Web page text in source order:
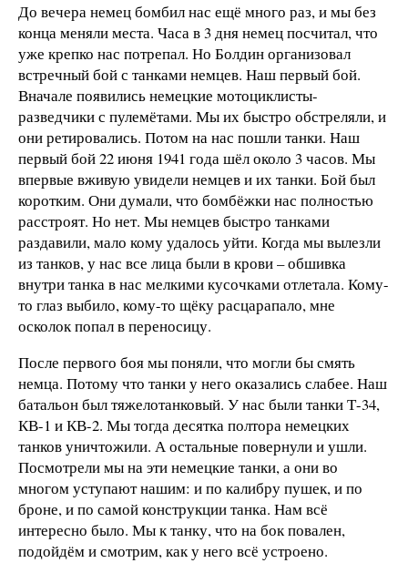
До вечера немец бомбил нас ещё много раз, и мы без
конца меняли места. Часа в 3 дня немец посчитал, что
уже крепко нас потрепал. Но Болдин организовал
встречный бой с танками немцев. Наш первый бой.
Вначале появились немецкие мотоциклисты-
разведчики с пулемётами. Мы их быстро обстреляли, и
они ретировались. Потом на нас пошли танки. Наш
первый бой 22 июня 1941 года шёл около 3 часов. Мы
впервые вживую увидели немцев и их танки. Бой был
коротким. Они думали, что бомбёжки нас полностью
расстроят. Но нет. Мы немцев быстро танками
раздавили, мало кому удалось уйти. Когда мы вылезли
из танков, у нас все лица были в крови – обшивка
внутри танка в нас мелкими кусочками отлетала. Кому-
то глаз выбило, кому-то щёку расцарапало, мне
осколок попал в переносицу.
После первого боя мы поняли, что могли бы смять
немца. Потому что танки у него оказались слабее. Наш
батальон был тяжелотанковый. У нас были танки Т-34,
КВ-1 и КВ-2. Мы тогда десятка полтора немецких
танков уничтожили. А остальные повернули и ушли.
Посмотрели мы на эти немецкие танки, а они во
многом уступают нашим: и по калибру пушек, и по
броне, и по самой конструкции танка. Нам всё
интересно было. Мы к танку, что на бок повален,
подойдём и смотрим, как у него всё устроено.